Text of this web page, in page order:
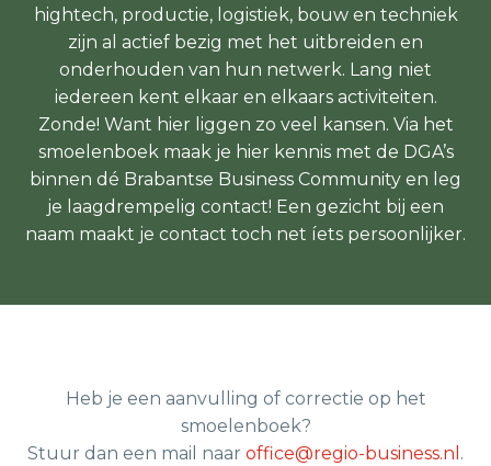
hightech, productie, logistiek, bouw en techniek
zijn al actief bezig met het uitbreiden en
onderhouden van hun netwerk. Lang niet
iedereen kent elkaar en elkaars activiteiten.
Zonde! Want hier liggen zo veel kansen. Via het
smoelenboek maak je hier kennis met de DGA’s
binnen dé Brabantse Business Community en leg
je laagdrempelig contact! Een gezicht bij een
naam maakt je contact toch net íets persoonlijker.
Heb je een aanvulling of correctie op het
smoelenboek?
Stuur dan een mail naar office@regio-business.nl .